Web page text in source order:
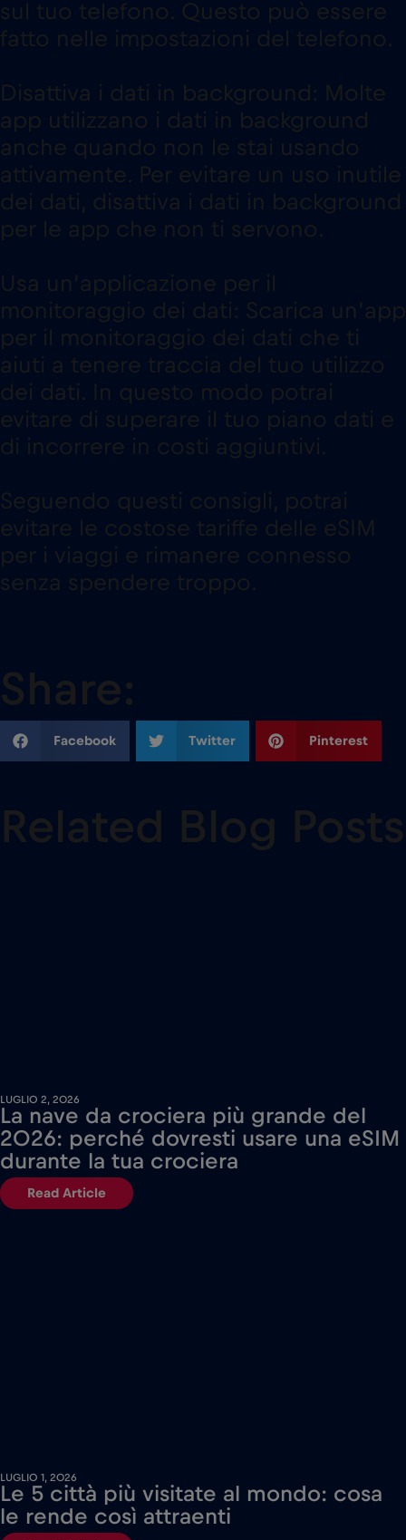
sul tuo telefono. Questo può essere
fatto nelle impostazioni del telefono.
Disattiva i dati in background: Molte
app utilizzano i dati in background
anche quando non le stai usando
attivamente. Per evitare un uso inutile
dei dati, disattiva i dati in background
per le app che non ti servono.
Usa un’applicazione per il
monitoraggio dei dati: Scarica un’app
per il monitoraggio dei dati che ti
aiuti a tenere traccia del tuo utilizzo
dei dati. In questo modo potrai
evitare di superare il tuo piano dati e
di incorrere in costi aggiuntivi.
Seguendo questi consigli, potrai
evitare le costose tariffe delle eSIM
per i viaggi e rimanere connesso
senza spendere troppo.
Share:
Facebook Twitter Pinterest
Related Blog Posts
LUGLIO 2, 2026
La nave da crociera più grande del
2026: perché dovresti usare una eSIM
durante la tua crociera
Read Article
LUGLIO 1, 2026
Le 5 città più visitate al mondo: cosa
le rende così attraenti